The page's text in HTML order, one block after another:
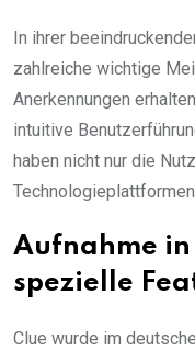
In ihrer
zahlreiche wichtige
Anerkennungen
intuitive
haben nicht nur die
Aufnahme
spezielle
Clue wurde im